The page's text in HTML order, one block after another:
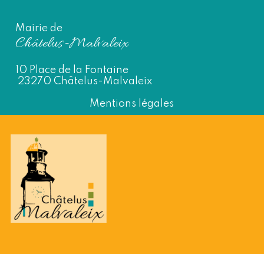
Mairie de
Châtelus-Malvaleix
10 Place de la Fontaine
23270 Châtelus-Malvaleix
Mentions légales